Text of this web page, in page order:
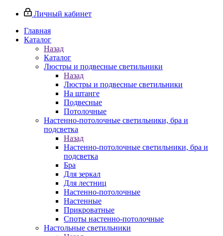
Личный кабинет
Главная
Каталог
Назад
Каталог
Люстры и подвесные светильники
Назад
Люстры и подвесные светильники
На штанге
Подвесные
Потолочные
Настенно-потолочные светильники, бра и
подсветка
Назад
Настенно-потолочные светильники, бра и
подсветка
Бра
Для зеркал
Для лестниц
Настенно-потолочные
Настенные
Прикроватные
Споты настенно-потолочные
Настольные светильники